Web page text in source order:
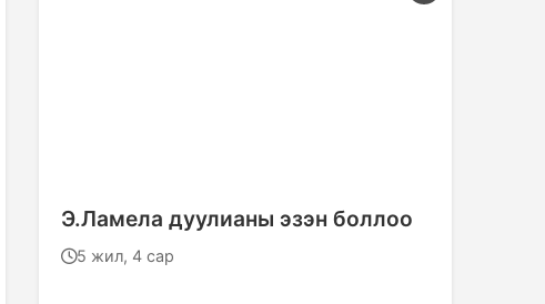
Э.Ламела дуулианы эзэн боллоо
5 жил, 4 сар